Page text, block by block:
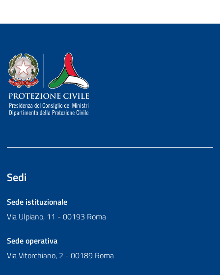
Dipartimento della Protezione Civile
Sedi
Sede istituzionale
Via Ulpiano, 11 - 00193 Roma
Sede operativa
Via Vitorchiano, 2 - 00189 Roma